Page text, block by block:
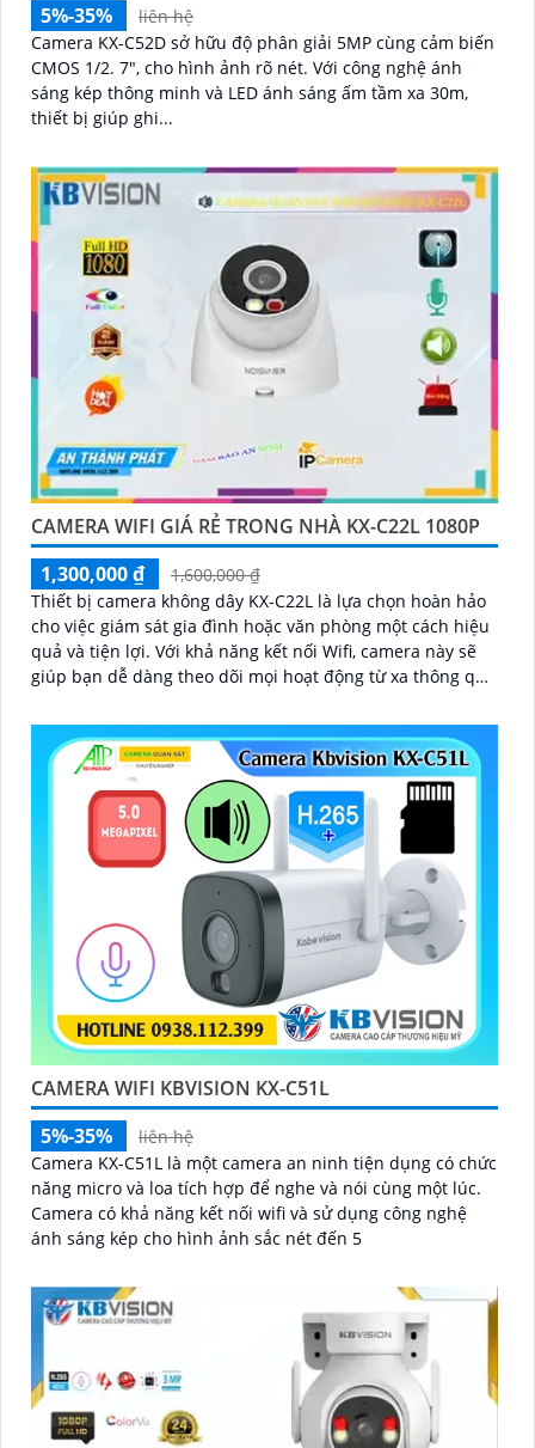
5%-35%
liên hệ
Camera KX-C52D sở hữu độ phân giải 5MP cùng cảm biến
CMOS 1/2. 7", cho hình ảnh rõ nét. Với công nghệ ánh
sáng kép thông minh và LED ánh sáng ấm tầm xa 30m,
thiết bị giúp ghi...
CAMERA WIFI GIÁ RẺ TRONG NHÀ KX-C22L 1080P
1,300,000 ₫
1,600,000 ₫
Thiết bị camera không dây KX-C22L là lựa chọn hoàn hảo
cho việc giám sát gia đình hoặc văn phòng một cách hiệu
quả và tiện lợi. Với khả năng kết nối Wifi, camera này sẽ
giúp bạn dễ dàng theo dõi mọi hoạt động từ xa thông qua
CAMERA WIFI KBVISION KX-C51L
5%-35%
liên hệ
Camera KX-C51L là một camera an ninh tiện dụng có chức
năng micro và loa tích hợp để nghe và nói cùng một lúc.
Camera có khả năng kết nối wifi và sử dụng công nghệ
ánh sáng kép cho hình ảnh sắc nét đến 5